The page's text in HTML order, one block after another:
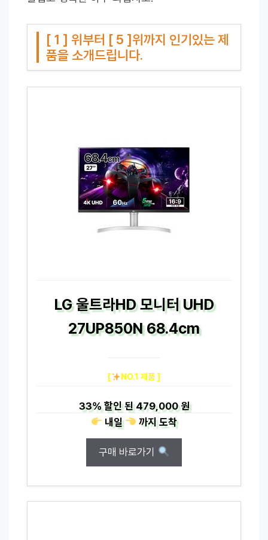
[ 1 ] 위부터 [ 5 ]위까지 인기있는 제
품을 소개드립니다.
LG 울트라HD 모니터 UHD
27UP850N 68.4cm
[ NO.1 제품 ]
33%할인 된479,000 원
내일
까지도착
구매 바로가기